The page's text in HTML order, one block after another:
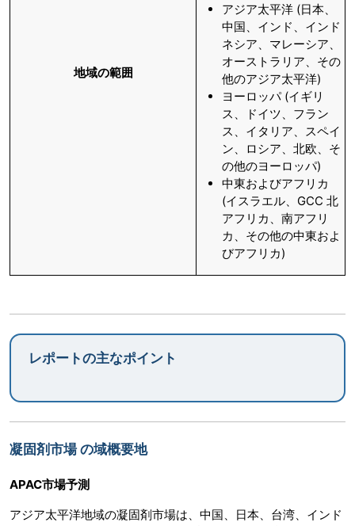
地域の範囲
アジア太平洋 (日本、
中国、インド、インド
ネシア、マレーシア、
オーストラリア、その
他のアジア太平洋)
ヨーロッパ (イギリ
ス、ドイツ、フラン
ス、イタリア、スペイ
ン、ロシア、北欧、そ
の他のヨーロッパ)
中東およびアフリカ
(イスラエル、GCC 北
アフリカ、南アフリ
カ、その他の中東およ
びアフリカ)
レポートの主なポイント
凝固剤市場 の域概要地
APAC市場予測
アジア太平洋地域の凝固剤市場は、中国、日本、台湾、インド